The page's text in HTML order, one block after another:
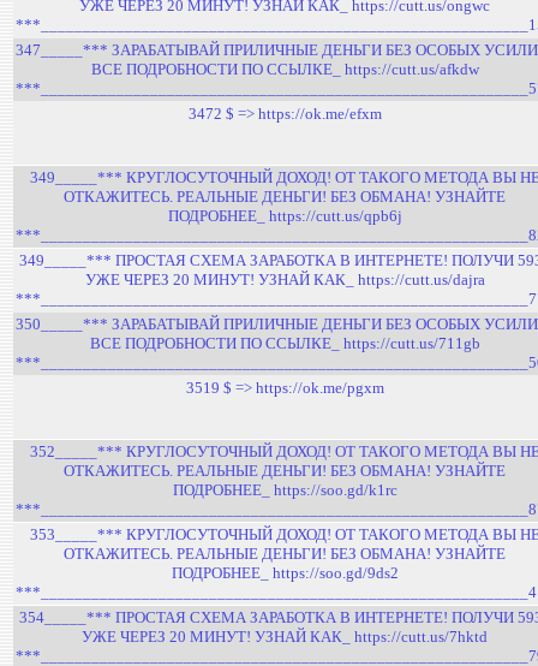
УЖЕ ЧЕРЕЗ 20 МИНУТ! УЗНАЙ КАК_ https://cutt.us/ongwc
347_____*** ЗАРАБАТЫВАЙ ПРИЛИЧНЫЕ ДЕНЬГИ БЕЗ ОСОБЫХ
ВСЕ ПОДРОБНОСТИ ПО ССЫЛКЕ_ https://cutt.us/afkdw
3472 $ => https://ok.me/efxm
349_____*** КРУГЛОСУТОЧНЫЙ ДОХОД! ОТ ТАКОГО МЕТОДА ВЫ
ОТКАЖИТЕСЬ. РЕАЛЬНЫЕ ДЕНЬГИ! БЕЗ ОБМАНА! УЗНАЙТЕ
ПОДРОБНЕЕ_ https://cutt.us/qpb6j
349_____*** ПРОСТАЯ СХЕМА ЗАРАБОТКА В ИНТЕРНЕТЕ! ПОЛУЧИ
УЖЕ ЧЕРЕЗ 20 МИНУТ! УЗНАЙ КАК_ https://cutt.us/dajra
350_____*** ЗАРАБАТЫВАЙ ПРИЛИЧНЫЕ ДЕНЬГИ БЕЗ ОСОБЫХ
ВСЕ ПОДРОБНОСТИ ПО ССЫЛКЕ_ https://cutt.us/711gb
3519 $ => https://ok.me/pgxm
352_____*** КРУГЛОСУТОЧНЫЙ ДОХОД! ОТ ТАКОГО МЕТОДА ВЫ
ОТКАЖИТЕСЬ. РЕАЛЬНЫЕ ДЕНЬГИ! БЕЗ ОБМАНА! УЗНАЙТЕ
ПОДРОБНЕЕ_ https://soo.gd/k1rc
353_____*** КРУГЛОСУТОЧНЫЙ ДОХОД! ОТ ТАКОГО МЕТОДА ВЫ
ОТКАЖИТЕСЬ. РЕАЛЬНЫЕ ДЕНЬГИ! БЕЗ ОБМАНА! УЗНАЙТЕ
ПОДРОБНЕЕ_ https://soo.gd/9ds2
354_____*** ПРОСТАЯ СХЕМА ЗАРАБОТКА В ИНТЕРНЕТЕ! ПОЛУЧИ
УЖЕ ЧЕРЕЗ 20 МИНУТ! УЗНАЙ КАК_ https://cutt.us/7hktd